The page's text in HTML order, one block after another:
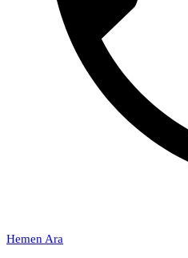
Hemen Ara